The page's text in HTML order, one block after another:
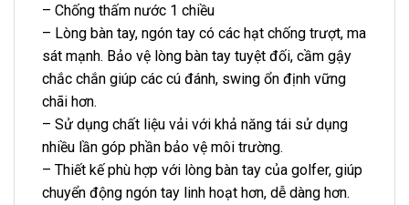
– Chống thấm nước 1 chiều
– Lòng bàn tay, ngón tay có các hạt chống trượt, ma
sát mạnh. Bảo vệ lòng bàn tay tuyệt đối, cầm gậy
chắc chắn giúp các cú đánh, swing ổn định vững
chãi hơn.
– Sử dụng chất liệu vải với khả năng tái sử dụng
nhiều lần góp phần bảo vệ môi trường.
– Thiết kế phù hợp với lòng bàn tay của golfer, giúp
chuyển động ngón tay linh hoạt hơn, dễ dàng hơn.